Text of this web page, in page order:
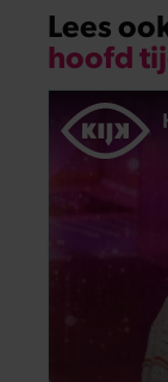
Lees
hoofd